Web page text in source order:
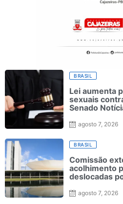
BRASIL
Lei aumenta
sexuais
Senado
agosto 7, 2026
BRASIL
Comissão
acolhimento
deslocadas
agosto 7, 2026